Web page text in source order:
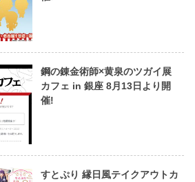
鋼の錬金術師×黄泉のツガイ展
カフェ in 銀座 8月13日より開
催!
すとぷり 縁日風テイクアウトカ